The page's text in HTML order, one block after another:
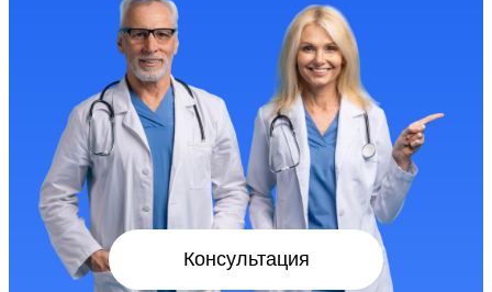
Консультация